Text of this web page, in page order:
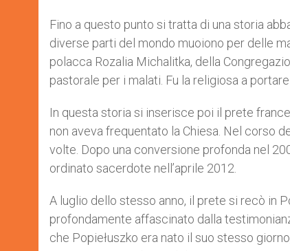
Fino a questo punto si tratta di una storia
diverse parti del mondo muoiono per delle
polacca Rozalia Michalitka, della
pastorale per i malati. Fu la religiosa a
In questa storia si inserisce poi il prete
non aveva frequentato la Chiesa. Nel corso
volte. Dopo una conversione profonda nel
ordinato sacerdote nell’aprile 2012.
A luglio dello stesso anno, il prete si recò in
profondamente affascinato dalla
che Popiełuszko era nato il suo stesso